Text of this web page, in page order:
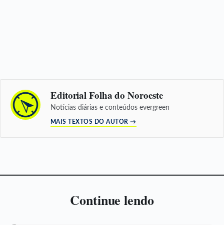
Editorial Folha do Noroeste
Notícias diárias e conteúdos evergreen
MAIS TEXTOS DO AUTOR →
Continue lendo